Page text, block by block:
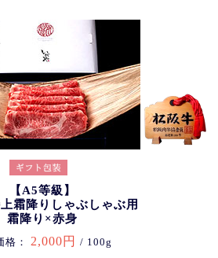
【A5等級】
霜降りしゃぶしゃぶ用
霜降り×赤身
格： 2,000円 / 100g